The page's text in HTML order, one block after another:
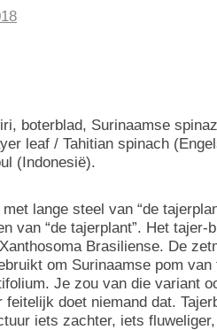
boterblad, Surinaamse
leaf / Tahitian spinach
(Indonesië).
lange steel van “de
van “de tajerplant”. Het tajer-
Brasiliense. De
om Surinaamse pom
Je zou van die variant
doet niemand dat.
iets zachter, iets